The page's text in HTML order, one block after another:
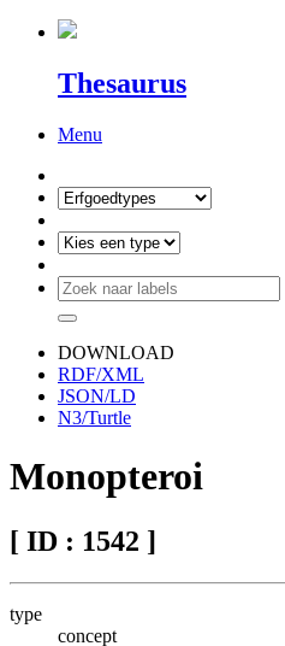
Thesaurus
Menu
DOWNLOAD
RDF/XML
JSON/LD
N3/Turtle
Monopteroi
[ ID : 1542 ]
type
concept